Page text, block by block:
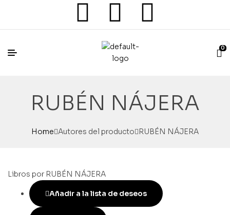
0
RUBÉN NÁJERA
Home Autores del producto RUBÉN NÁJERA
Libros por RUBÉN NÁJERA
Añadir a la lista de deseos